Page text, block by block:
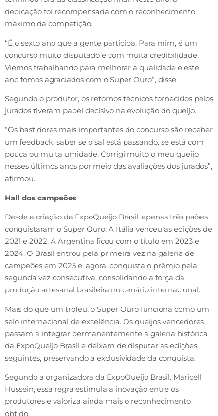
dedicação foi recompensada com o reconhecimento
máximo da competição.
“É o sexto ano que a gente participa. Para mim, é um
concurso muito disputado e com muita credibilidade.
Viemos trabalhando para melhorar a qualidade e este
ano fomos agraciados com o Super Ouro”, disse.
Segundo o produtor, os retornos técnicos fornecidos pelos
jurados tiveram papel decisivo na evolução do queijo.
“Os bastidores mais importantes do concurso são receber
um feedback, saber se o sal está passando, se está com
pouca ou muita umidade. Corrigi muito o meu queijo
nesses últimos anos por meio das avaliações dos jurados”,
afirmou.
Hall dos campeões
Desde a criação da ExpoQueijo Brasil, apenas três países
conquistaram o Super Ouro. A Itália venceu as edições de
2021 e 2022. A Argentina ficou com o título em 2023 e
2024. O Brasil entrou pela primeira vez na galeria de
campeões em 2025 e, agora, conquista o prêmio pela
segunda vez consecutiva, consolidando a força da
produção artesanal brasileira no cenário internacional.
Mais do que um troféu, o Super Ouro funciona como um
selo internacional de excelência. Os queijos vencedores
passam a integrar permanentemente a galeria histórica
da ExpoQueijo Brasil e deixam de disputar as edições
seguintes, preservando a exclusividade da conquista.
Segundo a organizadora da ExpoQueijo Brasil, Maricell
Hussein, essa regra estimula a inovação entre os
produtores e valoriza ainda mais o reconhecimento
obtido.